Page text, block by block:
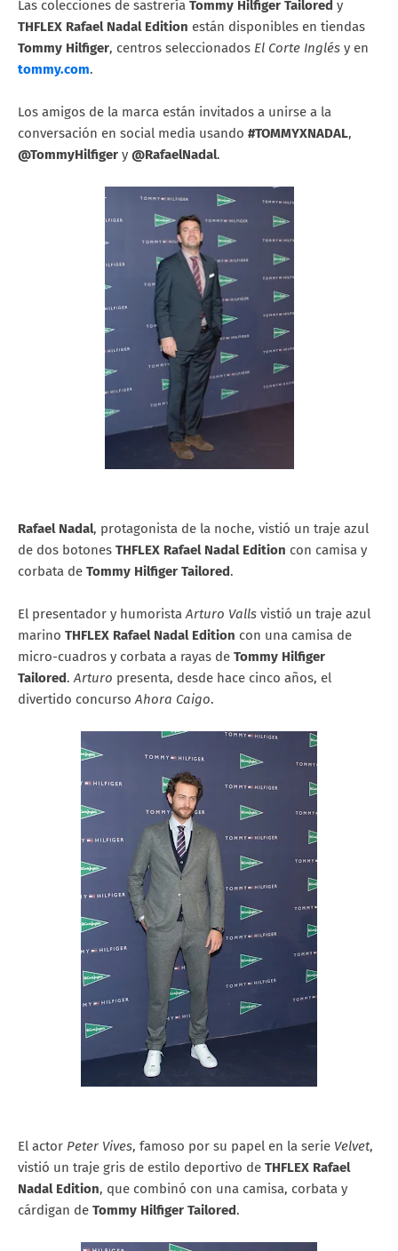
Las colecciones de sastrería Tommy Hilfiger Tailored y
THFLEX Rafael Nadal Edition están disponibles en tiendas
Tommy Hilfiger, centros seleccionados El Corte Inglés y en
tommy.com.
Los amigos de la marca están invitados a unirse a la
conversación en social media usando #TOMMYXNADAL,
@TommyHilfiger y @RafaelNadal.
Rafael Nadal, protagonista de la noche, vistió un traje azul
de dos botones THFLEX Rafael Nadal Edition con camisa y
corbata de Tommy Hilfiger Tailored .
El presentador y humoristaArturo Valls vistió un traje azul
marino THFLEX Rafael Nadal Edition con una camisa de
micro-cuadros y corbata a rayas de Tommy Hilfiger
Tailored .Arturo presenta, desde hace cinco años, el
divertido concursoAhora Caigo.
El actor Peter Vives, famoso por su papel en la serie Velvet,
vistió un traje gris de estilo deportivo de THFLEX Rafael
Nadal Edition, que combinó con una camisa, corbata y
cárdigan de Tommy Hilfiger Tailored .